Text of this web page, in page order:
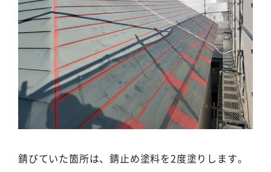
錆びていた箇所は、錆止め塗料を2度塗りします。